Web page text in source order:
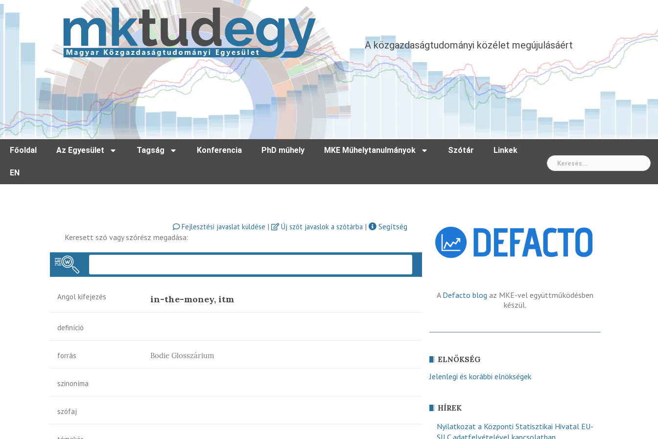
A közgazdaságtudományi közélet megújulásáért
Főoldal Az Egyesület Tagság Konferencia PhD műhely MKE Műhelytanulmányok Szótár Linkek
EN
Fejlesztési javaslat küldése | Új szót javaslok a szótárba |
Segítség
Keresett szó vagy szórész megadása:
Angol kifejezés in-the-money, itm
definíció
forrás Bodie Glosszárium
szinoníma
szófaj
A Defacto blog az MKE-vel együttműködésben
készül.
ELNÖKSÉG
Jelenlegi és korábbi elnökségek
HÍREK
Nyilatkozat a Központi Statisztikai Hivatal EU-
SILC adatfelvételével kapcsolatban